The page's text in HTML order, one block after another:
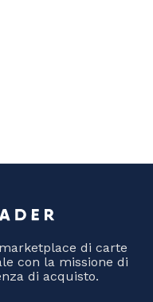
di carte
con la missione di
di acquisto.